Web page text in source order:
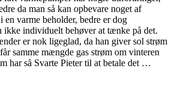
da man så kan opbevare noget af
en varme beholder, bedre er dog
ikke individuelt behøver at tænke på det.
er nok ligeglad, da han giver sol strøm
samme mængde gas strøm om vinteren
har så Svarte Pieter til at betale det …